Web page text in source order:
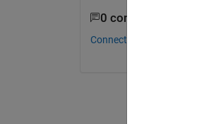
0 commentaires
Connectez-vous pour